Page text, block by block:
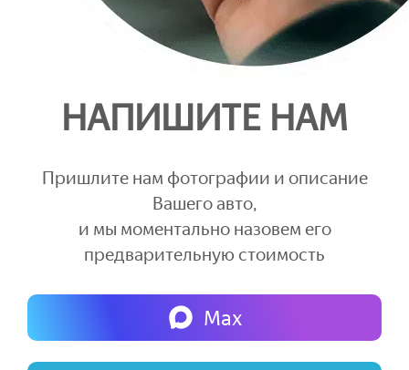
НАПИШИТЕ НАМ
Пришлите нам фотографии и описание
Вашего авто,
и мы моментально назовем его
предварительную стоимость
Max